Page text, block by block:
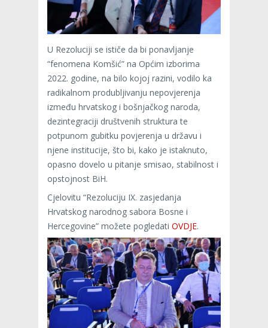
U Rezoluciji se ističe da bi ponavljanje
“fenomena Komšić” na Općim izborima
2022. godine, na bilo kojoj razini, vodilo ka
radikalnom produbljivanju nepovjerenja
između hrvatskog i bošnjačkog naroda,
dezintegraciji društvenih struktura te
potpunom gubitku povjerenja u državu i
njene institucije, što bi, kako je istaknuto,
opasno dovelo u pitanje smisao, stabilnost i
opstojnost BiH.
Cjelovitu “Rezoluciju IX. zasjedanja
Hrvatskog narodnog sabora Bosne i
Hercegovine” možete pogledati OVDJE.